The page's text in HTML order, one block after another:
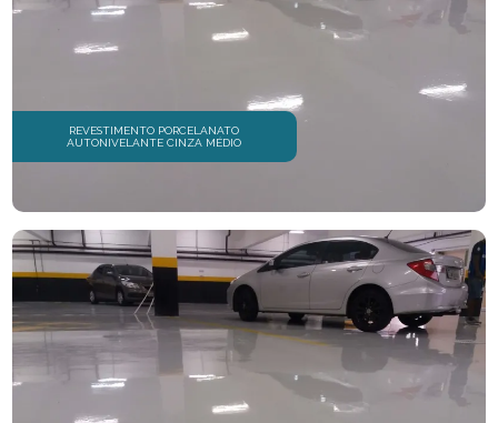
RESINA EPÓXI
REVESTIMENTOS AUTONIVELANTES
REVESTIMENTOS EPÓXI
REVESTIMENTOS INDUSTRIAIS
REVESTIMENTOS PARA PISO
SERVIÇOS DE PINTURA EPÓXI
REVESTIMENTO PORCELANATO
AUTONIVELANTE CINZA MÉDIO